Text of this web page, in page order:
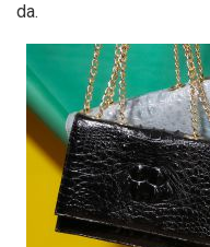
da.